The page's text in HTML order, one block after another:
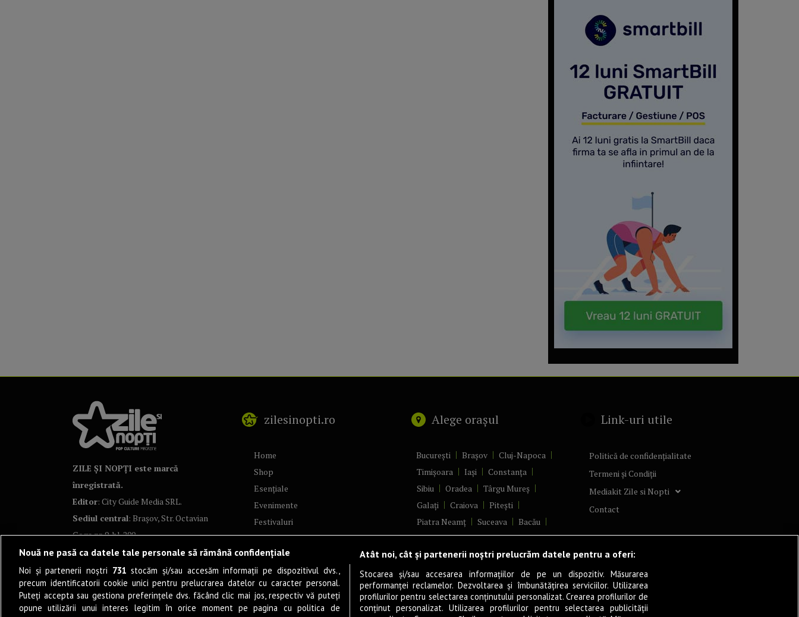
ZILE ȘI NOPȚI este marcă
înregistrată.
Editor: City Guide Media SRL.
Sediul central: Brașov, Str. Octavian
Goga nr. 9, bl. 290
zilesinopti.ro
Home
Shop
Esențiale
Evenimente
Festivaluri
Concerte
Artă & Cultură
Teatru
Film
Program filme
Alege orașul
București Brașov
Cluj-Napoca
Timișoara
Iași
Constanța
Sibiu
Oradea
Târgu Mureș
Galați
Craiova
Pitești
Piatra Neamț
Suceava
Bacău
Brăila
Ploiești
Râmnicu Vâlcea
Alba Iulia
Arad
Bistrița
Baia Mare
Satu Mare
Sfântu Gheorghe
Deva
Focșani
Tulcea
Târgu Jiu
Alexandria
Link-uri utile
Politică de confidențialitate
Termeni și Condiții
Mediakit Zile si Nopti
Contact
Nouă ne pasă ca datele tale personale să rămână confidențiale
Noi și partenerii noștri 731 stocăm și/sau accesăm informații pe dispozitivul dvs.,
precum identificatorii cookie unici pentru prelucrarea datelor cu caracter personal.
Puteți accepta sau gestiona preferințele dvs. făcând clic mai jos, respectiv vă puteți
opune utilizării unui interes legitim în orice moment pe pagina cu politica de
Atât noi, cât și partenerii noștri prelucrăm datele pentru a oferi:
Stocarea și/sau accesarea informațiilor de pe un dispozitiv. Măsurarea
performanței reclamelor. Dezvoltarea și îmbunătățirea serviciilor. Utilizarea
profilurilor pentru selectarea conținutului personalizat. Crearea profilurilor de
conținut personalizat. Utilizarea profilurilor pentru selectarea publicității